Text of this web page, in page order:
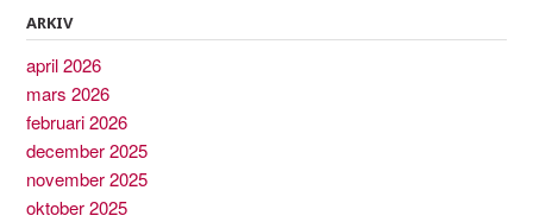
ARKIV
april 2026
mars 2026
februari 2026
december 2025
november 2025
oktober 2025